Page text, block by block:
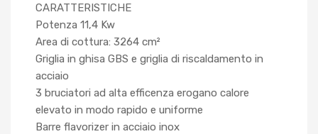
CARATTERISTICHE
Potenza 11,4 Kw
Area di cottura: 3264 cm²
Griglia in ghisa GBS e griglia di riscaldamento in
acciaio
3 bruciatori ad alta efficenza erogano calore
elevato in modo rapido e uniforme
Barre flavorizer in acciaio inox